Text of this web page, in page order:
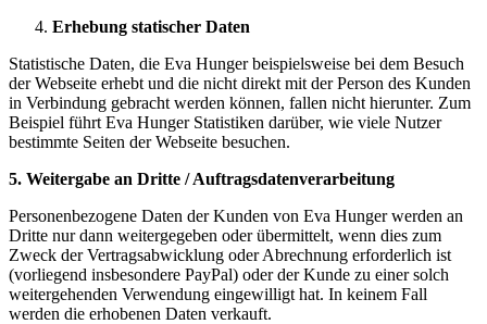
Erhebung statischer Daten
Statistische Daten, die Eva Hunger beispielsweise bei dem Besuch
der Webseite erhebt und die nicht direkt mit der Person des Kunden
in Verbindung gebracht werden können, fallen nicht hierunter. Zum
Beispiel führt Eva Hunger Statistiken darüber, wie viele Nutzer
bestimmte Seiten der Webseite besuchen.
5. Weitergabe an Dritte / Auftragsdatenverarbeitung
Personenbezogene Daten der Kunden von Eva Hunger werden an
Dritte nur dann weitergegeben oder übermittelt, wenn dies zum
Zweck der Vertragsabwicklung oder Abrechnung erforderlich ist
(vorliegend insbesondere PayPal) oder der Kunde zu einer solch
weitergehenden Verwendung eingewilligt hat. In keinem Fall
werden die erhobenen Daten verkauft.